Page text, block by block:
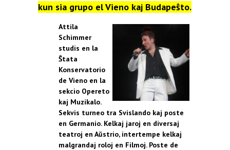
kun sia grupo elVieno kaj Budapeŝto.
Attila
Schimmer
studis en la
Ŝtata
Konservatorio
de Vieno en la
sekcio Opereto
kaj Muzikalo.
Sekvis turneo tra Svislando kaj poste
en Germanio. Kelkaj jaroj en diversaj
teatroj en Aŭstrio, intertempe kelkaj
malgrandaj roloj en Filmoj. Poste de